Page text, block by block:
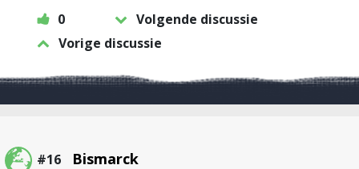
0
Volgende discussie
Vorige discussie
#16 Bismarck